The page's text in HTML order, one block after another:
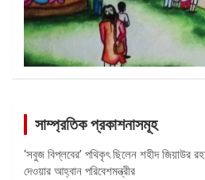
সাম্প্রতিক প্রকাশনাসমূহ
‘সবুজ বিপ্লবের’ পথিকৃৎ ছিলেন শহীদ জিয়াউর
দেওয়ার আহ্বান পরিবেশমন্ত্রীর